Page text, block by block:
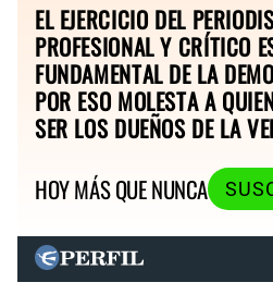
EL EJERCICIO DEL
PROFESIONAL Y CRÍTICO
FUNDAMENTAL DE LA
POR ESO MOLESTA A
SER LOS DUEÑOS DE LA
HOY MÁS QUE NUNCA